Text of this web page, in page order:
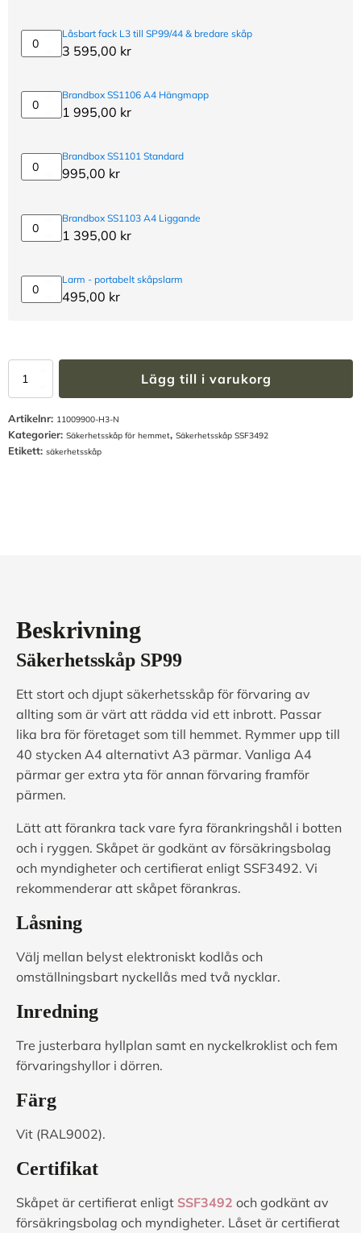
skåp
med
brevinkast
till
&
bredare
skåp
Låsbart
fack
till
SP99/44
&
skåp
Låsbart fack L3 till SP99/44 & bredare skåp
3 595,00 kr
Brandbox
SS1106
Hängmapp
Brandbox SS1106 A4 Hängmapp
1 995,00 kr
Brandbox
SS1101
Brandbox SS1101 Standard
995,00 kr
Brandbox
SS1103
Liggande
Brandbox SS1103 A4 Liggande
1 395,00 kr
Larm
-
Larm - portabelt skåpslarm
495,00 kr
Säkerhetsskåp
SSF3492
mängd
Lägg till i varukorg
Artikelnr: 11009900-H3-N
Kategorier: Säkerhetsskåp för hemmet, Säkerhetsskåp SSF3492
Etikett: säkerhetsskåp
Beskrivning
Säkerhetsskåp SP99
Ett stort och djupt säkerhetsskåp för förvaring av
allting som är värt att rädda vid ett inbrott. Passar
lika bra för företaget som till hemmet. Rymmer upp till
40 stycken A4 alternativt A3 pärmar. Vanliga A4
pärmar ger extra yta för annan förvaring framför
pärmen.
Lätt att förankra tack vare fyra förankringshål i botten
och i ryggen. Skåpet är godkänt av försäkringsbolag
och myndigheter och certifierat enligt SSF3492. Vi
rekommenderar att skåpet förankras.
Låsning
Välj mellan belyst elektroniskt kodlås och
omställningsbart nyckellås med två nycklar.
Inredning
Tre justerbara hyllplan samt en nyckelkroklist och fem
förvaringshyllor i dörren.
Färg
Vit (RAL9002).
Certifikat
Skåpet är certifierat enligt SSF3492 och godkänt av
försäkringsbolag och myndigheter. Låset är certifierat